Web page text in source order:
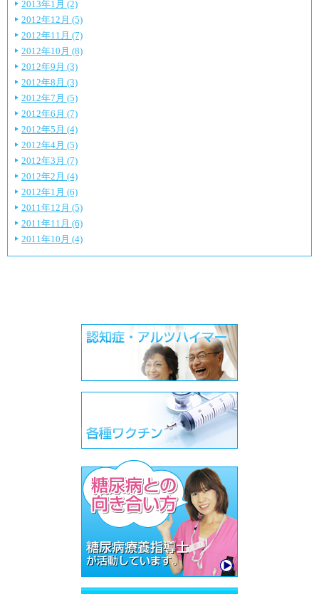
2013年1月 (2)
2012年12月 (5)
2012年11月 (7)
2012年10月 (8)
2012年9月 (3)
2012年8月 (3)
2012年7月 (5)
2012年6月 (7)
2012年5月 (4)
2012年4月 (5)
2012年3月 (7)
2012年2月 (4)
2012年1月 (6)
2011年12月 (5)
2011年11月 (6)
2011年10月 (4)